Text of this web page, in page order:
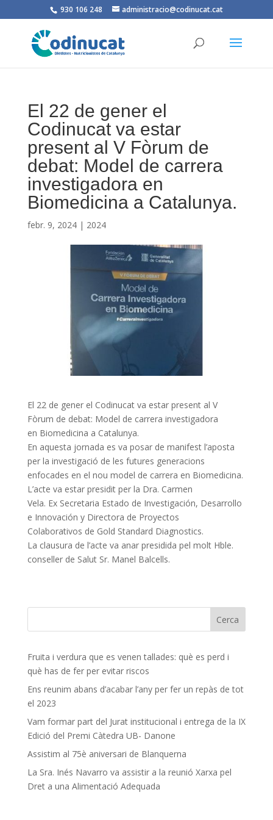
930 106 248 administracio@codinucat.cat
El 22 de gener el
Codinucat va estar
present al V Fòrum de
debat: Model de carrera
investigadora en
Biomedicina a Catalunya.
febr. 9, 2024| 2024
El 22 de gener el Codinucat va estar present al V
Fòrum de debat: Model de carrera investigadora
en Biomedicina a Catalunya.
En aquesta jornada es va posar de manifest l’aposta
per la investigació de les futures generacions
enfocades en el nou model de carrera en Biomedicina.
L’acte va estar presidit per la Dra. Carmen
Vela. Ex Secretaria Estado de Investigación, Desarrollo
e Innovación y Directora de Proyectos
Colaborativos de Gold Standard Diagnostics.
La clausura de l’acte va anar presidida pel molt Hble.
conseller de Salut Sr. Manel Balcells.
Fruita i verdura que es venen tallades: què es perd i
què has de fer per evitar riscos
Ens reunim abans d’acabar l’any per fer un repàs de tot
el 2023
Vam formar part del Jurat institucional i entrega de la IX
Edició del Premi Càtedra UB- Danone
Assistim al 75è aniversari de Blanquerna
La Sra. Inés Navarro va assistir a la reunió Xarxa pel
Dret a una Alimentació Adequada